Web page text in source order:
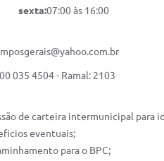
sexta:07:00 às 16:00
035 4504 - Ramal: 2103
carteira intermunicipal para
eventuais;
para o BPC;